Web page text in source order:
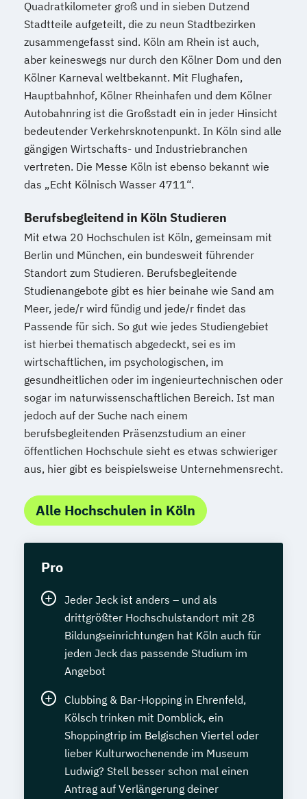
Supply Chain Management (SCM)
Accounting
Transport- und Logistikrecht
Transportsysteme
UX Design & Management
Unternehmensführung
Unternehmensrecht
Verhaltensökonomik - Psychologisches
Praxiswissen für den Finanzbereich
Vertriebs- und Handelsmanagement
Politik
Wirtschaftspsychologie
Wirtschaftsrecht
Wirtschaftsspanisch
Quadratkilometer groß und in sieben Dutzend
Stadtteile aufgeteilt, die zu neun Stadtbezirken
zusammengefasst sind. Köln am Rhein ist auch,
aber keineswegs nur durch den Kölner Dom und den
Kölner Karneval weltbekannt. Mit Flughafen,
Hauptbahnhof, Kölner Rheinhafen und dem Kölner
Autobahnring ist die Großstadt ein in jeder Hinsicht
bedeutender Verkehrsknotenpunkt. In Köln sind alle
gängigen Wirtschafts- und Industriebranchen
vertreten. Die Messe Köln ist ebenso bekannt wie
das „Echt Kölnisch Wasser 4711“.
Berufsbegleitend in Köln Studieren
Mit etwa 20 Hochschulen ist Köln, gemeinsam mit
Berlin und München, ein bundesweit führender
Standort zum Studieren. Berufsbegleitende
Studienangebote gibt es hier beinahe wie Sand am
Meer, jede/r wird fündig und jede/r findet das
Passende für sich. So gut wie jedes Studiengebiet
ist hierbei thematisch abgedeckt, sei es im
wirtschaftlichen, im psychologischen, im
gesundheitlichen oder im ingenieurtechnischen oder
sogar im naturwissenschaftlichen Bereich. Ist man
jedoch auf der Suche nach einem
berufsbegleitenden Präsenzstudium an einer
öffentlichen Hochschule sieht es etwas schwieriger
aus, hier gibt es beispielsweise Unternehmensrecht.
Alle Hochschulen in Köln
Pro
Jeder Jeck ist anders – und als
drittgrößter Hochschulstandort mit 28
Bildungseinrichtungen hat Köln auch für
jeden Jeck das passende Studium im
Angebot
Clubbing & Bar-Hopping in Ehrenfeld,
Kölsch trinken mit Domblick, ein
Shoppingtrip im Belgischen Viertel oder
lieber Kulturwochenende im Museum
Ludwig? Stell besser schon mal einen
Antrag auf Verlängerung deiner